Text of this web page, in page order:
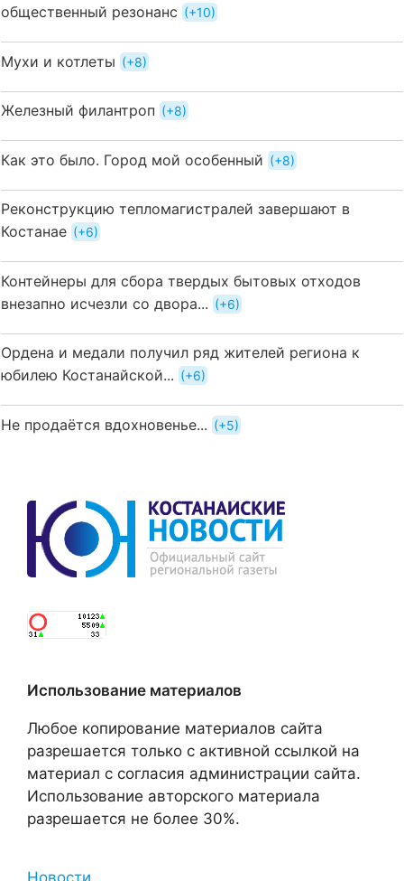
общественный резонанс
+10
Мухи и котлеты +8
Железный филантроп +8
Как это было. Город мой особенный +8
Реконструкцию тепломагистралей завершают в
Костанае
+6
Контейнеры для сбора твердых бытовых отходов
внезапно исчезли со двора...
+6
Ордена и медали получил ряд жителей региона к
юбилею Костанайской...
+6
Не продаётся вдохновенье... +5
Использование материалов
Любое копирование материалов сайта
разрешается только с активной ссылкой на
материал с согласия администрации сайта.
Использование авторского материала
разрешается не более 30%.
Новости